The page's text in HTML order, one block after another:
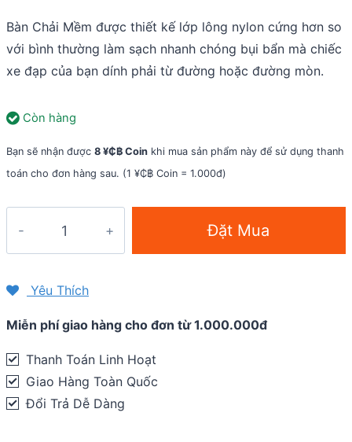
Bàn Chải Mềm được thiết kế lớp lông nylon cứng hơn so
với bình thường làm sạch nhanh chóng bụi bẩn mà chiếc
xe đạp của bạn dính phải từ đường hoặc đường mòn.
Còn hàng
Bạn sẽ nhận được 8 ¥₵฿ Coin khi mua sản phẩm này để sử dụng thanh
toán cho đơn hàng sau. (1 ¥₵฿ Coin = 1.000đ)
vệ
vỏ
xe
và
líp
Đặt Mua
Yêu Thích
Miễn phí giao hàng cho đơn từ 1.000.000đ
Thanh Toán Linh Hoạt
Giao Hàng Toàn Quốc
Đổi Trả Dễ Dàng